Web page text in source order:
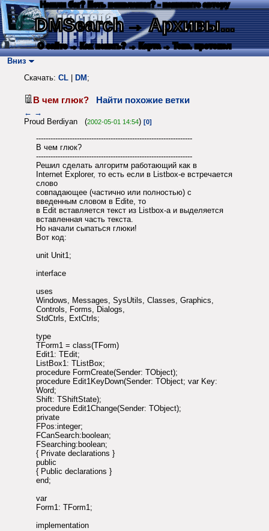
Нашли баг? Есть пожелания? - напишите автору
DMSearch→ Архивы...
О сайте → Как искать? → Карта → Текс. протокол
Вниз
Скачать: CL DM ;
В чем глюк? Найти похожие ветки
← →
Proud Berdiyan (2002-05-01 14:54) [0]
-----------------------------------------------------------------
В чем глюк?
-----------------------------------------------------------------
Решил сделать алгоритм работающий как в
Internet Explorer, то есть если в Listbox-е встречается
слово
совпадающее (частично или полностью) с
введенным словом в Edite, то
в Edit вставляется текст из Listbox-а и выделяется
вставленная часть текста.
Но начали сыпаться глюки!
Вот код:
unit Unit1;
interface
uses
Windows, Messages, SysUtils, Classes, Graphics,
Controls, Forms, Dialogs,
StdCtrls, ExtCtrls;
type
TForm1 = class(TForm)
Edit1: TEdit;
ListBox1: TListBox;
procedure FormCreate(Sender: TObject);
procedure Edit1KeyDown(Sender: TObject; var Key:
Word;
Shift: TShiftState);
procedure Edit1Change(Sender: TObject);
private
FPos:integer;
FCanSearch:boolean;
FSearching:boolean;
{ Private declarations }
public
{ Public declarations }
end;
var
Form1: TForm1;
implementation